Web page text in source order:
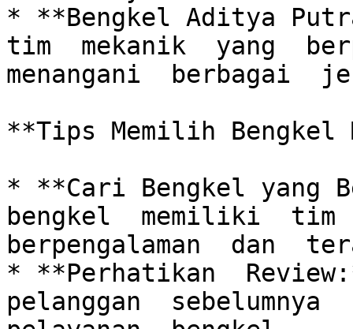
* **Bengkel Aditya
tim  mekanik  yang
menangani  berbagai
**Tips Memilih
* **Cari Bengkel yang
bengkel  memiliki  tim
berpengalaman  dan
* **Perhatikan
pelanggan